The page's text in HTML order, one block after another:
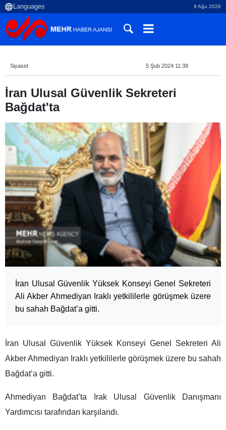
9 Ağu 2026
Siyaset 5 Şub 2024 11:38
İran Ulusal Güvenlik Sekreteri
Bağdat'ta
İran Ulusal Güvenlik Yüksek Konseyi Genel Sekreteri
Ali Akber Ahmediyan Iraklı yetkililerle görüşmek üzere
bu sahah Bağdat’a gitti.
İran Ulusal Güvenlik Yüksek Konseyi Genel Sekreteri Ali
Akber Ahmediyan Iraklı yetkililerle görüşmek üzere bu sahah
Bağdat’a gitti.
Ahmediyan Bağdat’ta Irak Ulusal Güvenlik Danışmanı
Yardımcısı tarafından karşılandı.